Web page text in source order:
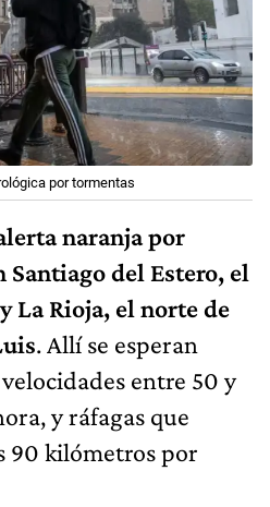
por tormentas
naranja por
del Estero, el
La Rioja, el norte de
. Allí se esperan
entre 50 y
y ráfagas que
90 kilómetros por